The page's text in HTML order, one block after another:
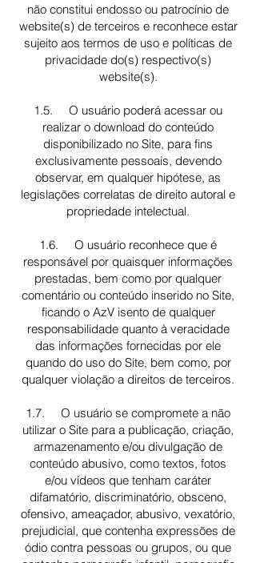
não constitui endosso ou patrocínio de
website(s) de terceiros e reconhece estar
sujeito aos termos de uso e políticas de
privacidade do(s) respectivo(s)
website(s).
1.5. O usuário poderá acessar ou
realizar o download do conteúdo
disponibilizado no Site, para fins
exclusivamente pessoais, devendo
observar, em qualquer hipótese, as
legislações correlatas de direito autoral e
propriedade intelectual.
1.6. O usuário reconhece que é
responsável por quaisquer informações
prestadas, bem como por qualquer
comentário ou conteúdo inserido no Site,
ficando o AzV isento de qualquer
responsabilidade quanto à veracidade
das informações fornecidas por ele
quando do uso do Site, bem como, por
qualquer violação a direitos de terceiros.
1.7. O usuário se compromete a não
utilizar o Site para a publicação, criação,
armazenamento e/ou divulgação de
conteúdo abusivo, como textos, fotos
e/ou vídeos que tenham caráter
difamatório, discriminatório, obsceno,
ofensivo, ameaçador, abusivo, vexatório,
prejudicial, que contenha expressões de
ódio contra pessoas ou grupos, ou que